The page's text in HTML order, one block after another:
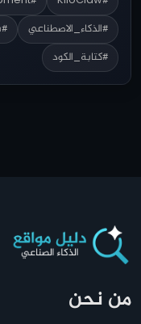
#الذكاء_الاصطناعي
#كتابة_الكود
من نحن